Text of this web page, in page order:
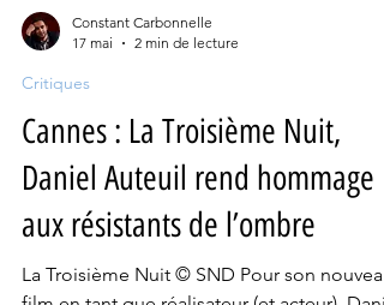
Constant Carbonnelle
17 mai
2 min de lecture
Critiques
Cannes : La Troisième Nuit,
Daniel Auteuil rend hommage